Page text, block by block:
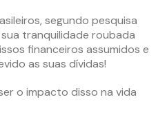
segundo pesquisa
tranquilidade roubada
financeiros assumidos e
as suas dívidas!
o impacto disso na vida